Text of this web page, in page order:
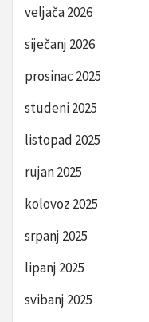
veljača 2026
siječanj 2026
prosinac 2025
studeni 2025
listopad 2025
rujan 2025
kolovoz 2025
srpanj 2025
lipanj 2025
svibanj 2025